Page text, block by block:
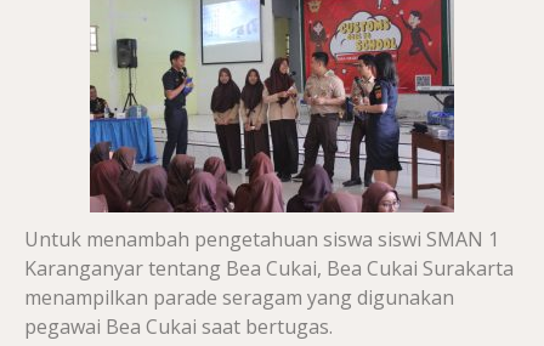
Untuk menambah pengetahuan siswa siswi SMAN 1
Karanganyar tentang Bea Cukai, Bea Cukai Surakarta
menampilkan parade seragam yang digunakan
pegawai Bea Cukai saat bertugas.